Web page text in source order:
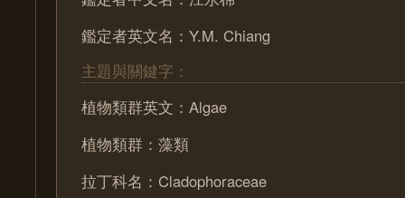
鑑定者英文名：Y.M. Chiang
主題與關鍵字：
植物類群英文：Algae
植物類群：藻類
拉丁科名：Cladophoraceae